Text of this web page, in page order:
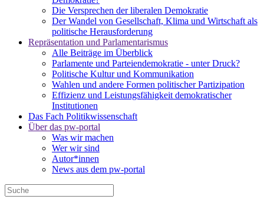
Die Versprechen der liberalen Demokratie
Der Wandel von Gesellschaft, Klima und Wirtschaft als
politische Herausforderung
Repräsentation und Parlamentarismus
Alle Beiträge im Überblick
Parlamente und Parteiendemokratie - unter Druck?
Politische Kultur und Kommunikation
Wahlen und andere Formen politischer Partizipation
Effizienz und Leistungsfähigkeit demokratischer
Institutionen
Das Fach Politikwissenschaft
Über das pw-portal
Was wir machen
Wer wir sind
Autor*innen
News aus dem pw-portal